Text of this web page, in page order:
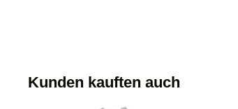
Kunden kauften auch